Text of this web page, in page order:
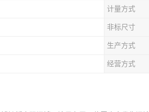
计量方式
非标尺寸
生产方式
经营方式